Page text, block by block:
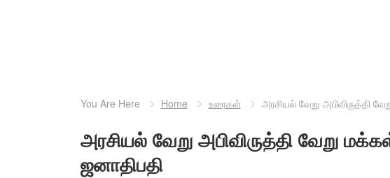
You Are Here Home உரைகள் அரசியல் வேறு அபிவிருத்தி
அரசியல் வேறு அபிவிருத்தி வேறு
ஜனாதிபதி